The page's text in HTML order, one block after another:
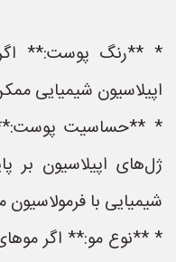
* **رنگ پوست:** اگر
اپیلاسیون شیمیایی
* **حساسیت پوست:**
ژل‌های اپیلاسیون بر
شیمیایی با فرمولاسیون
* **نوع مو:** اگر